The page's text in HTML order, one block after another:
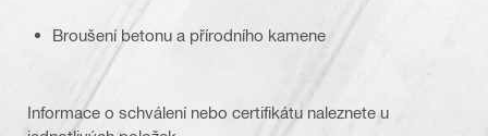
Broušení betonu a přírodního kamene
Informace o schválení nebo certifikátu naleznete u